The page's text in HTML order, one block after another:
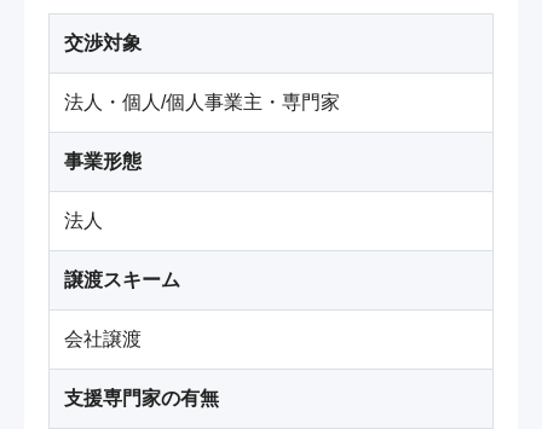
交渉対象
法人・個人/個人事業主・専門家
事業形態
法人
譲渡スキーム
会社譲渡
支援専門家の有無